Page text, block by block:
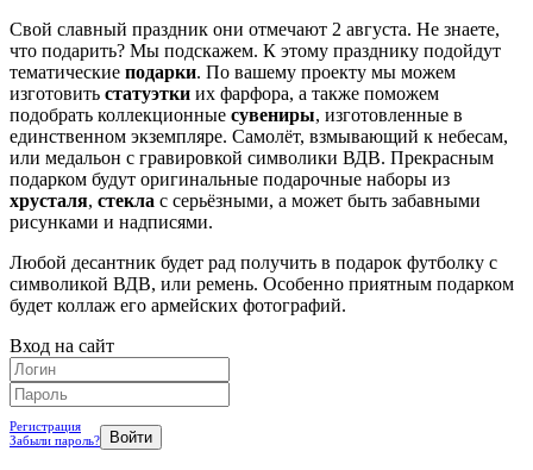
Свой славный праздник они отмечают 2 августа. Не знаете,
что подарить? Мы подскажем. К этому празднику подойдут
тематические подарки. По вашему проекту мы можем
изготовить статуэтки их фарфора, а также поможем
подобрать коллекционные сувениры, изготовленные в
единственном экземпляре. Самолёт, взмывающий к небесам,
или медальон с гравировкой символики ВДВ. Прекрасным
подарком будут оригинальные подарочные наборы из
хрусталя, стекла с серьёзными, а может быть забавными
рисунками и надписями.
Любой десантник будет рад получить в подарок футболку с
символикой ВДВ, или ремень. Особенно приятным подарком
будет коллаж его армейских фотографий.
Вход на сайт
Регистрация
Забыли пароль?